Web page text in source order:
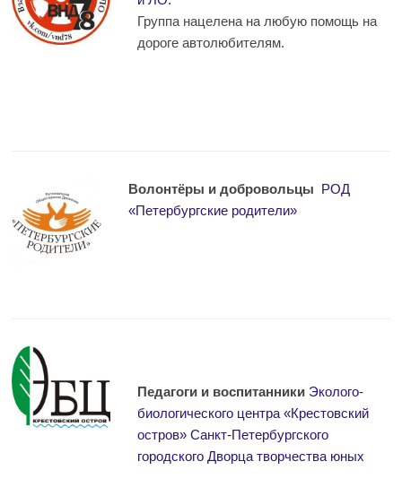
Группа нацелена на любую помощь на
дороге автолюбителям.
Волонтёры и добровольцы РОД
«Петербургские родители»
Педагоги и воспитанники Эколого-
биологического центра «Крестовский
остров» Санкт-Петербургского
городского Дворца творчества юных